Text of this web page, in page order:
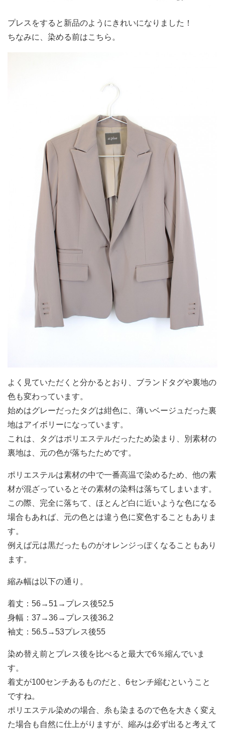
プレスをすると新品のようにきれいになりました！
ちなみに、染める前はこちら。
よく見ていただくと分かるとおり、ブランドタグや裏地の
色も変わっています。
始めはグレーだったタグは紺色に、薄いベージュだった裏
地はアイボリーになっています。
これは、タグはポリエステルだったため染まり、別素材の
裏地は、元の色が落ちたためです。
ポリエステルは素材の中で一番高温で染めるため、他の素
材が混ざっているとその素材の染料は落ちてしまいます。
この際、完全に落ちて、ほとんど白に近いような色になる
場合もあれば、元の色とは違う色に変色することもありま
す。
例えば元は黒だったものがオレンジっぽくなることもあり
ます。
縮み幅は以下の通り。
着丈：56→51→プレス後52.5
身幅：37→36→プレス後36.2
袖丈：56.5→53プレス後55
染め替え前とプレス後を比べると最大で6％縮んでいま
す。
着丈が100センチあるものだと、6センチ縮むということ
ですね。
ポリエステル染めの場合、糸も染まるので色を大きく変え
た場合も自然に仕上がりますが、縮みは必ず出ると考えて